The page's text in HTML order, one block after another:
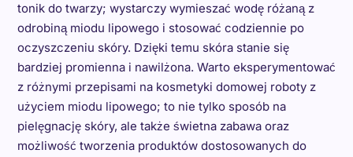
tonik do twarzy; wystarczy wymieszać wodę różaną z
odrobiną miodu lipowego i stosować codziennie po
oczyszczeniu skóry. Dzięki temu skóra stanie się
bardziej promienna i nawilżona. Warto eksperymentować
z różnymi przepisami na kosmetyki domowej roboty z
użyciem miodu lipowego; to nie tylko sposób na
pielęgnację skóry, ale także świetna zabawa oraz
możliwość tworzenia produktów dostosowanych do